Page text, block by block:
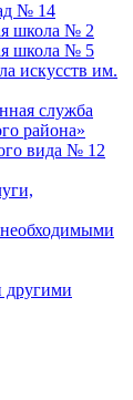
№ 14
школа № 2
школа № 5
искусств им.
служба
района»
вида № 12
необходимыми
другими